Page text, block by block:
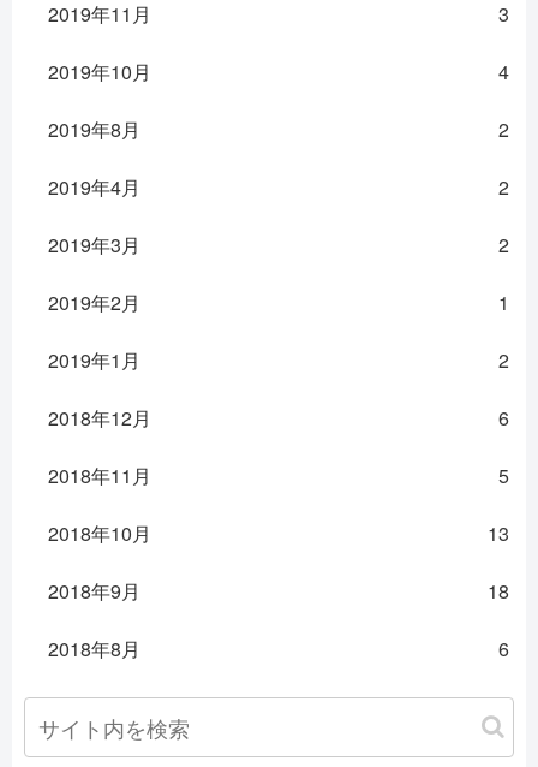
2019年11月 3
2019年10月 4
2019年8月 2
2019年4月 2
2019年3月 2
2019年2月 1
2019年1月 2
2018年12月 6
2018年11月 5
2018年10月 13
2018年9月 18
2018年8月 6